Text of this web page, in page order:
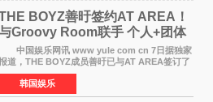
BOYZ善旴签约AT AREA！
Groovy Room联手 个人+团体
活动并行
中国娱乐网讯 www yule com cn 7日据独家
道，THE BOYZ成员善旴已与AT AREA签订了
属合约。AT AREA是由知名制作人组合
Groovy Room创立的hip-hop厂牌，旗下拥有多
实力派音乐人，在韩
韩国娱乐